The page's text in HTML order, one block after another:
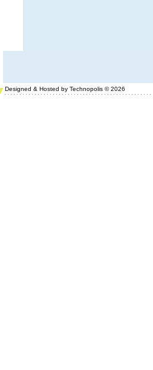
Designed & Hosted by Technopolis © 2026